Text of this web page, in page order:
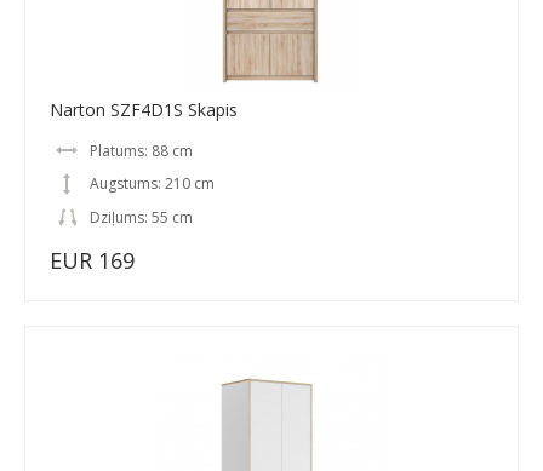
Narton SZF4D1S Skapis
Platums: 88 cm
Augstums: 210 cm
Dziļums: 55 cm
EUR 169